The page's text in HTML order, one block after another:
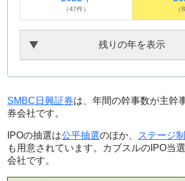
（47件） （
残りの年を表示
SMBC日興証券は、年間の幹事数が主幹
券会社です。
IPOの抽選は公平抽選のほか、 ステージ制
も用意されています。カブスルのIPO当
会社です。